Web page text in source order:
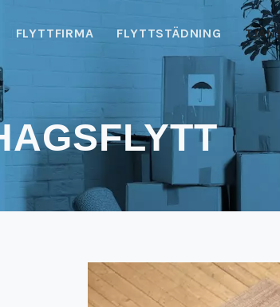
FLYTTFIRMA FLYTTSTÄDNING